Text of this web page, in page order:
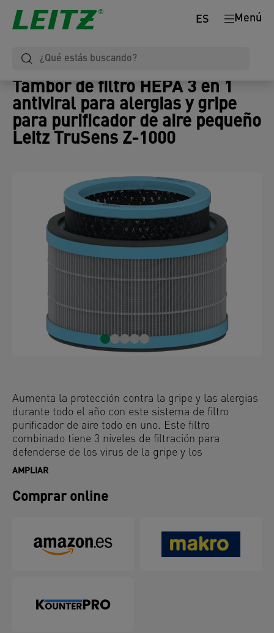
Menú
ES
Tambor de filtro HEPA 3 en 1
antiviral para alergias y gripe
para purificador de aire pequeño
Leitz TruSens Z-1000
Aumenta la protección contra la gripe y las alergias
durante todo el año con este sistema de filtro
purificador de aire todo en uno. Este filtro
combinado tiene 3 niveles de filtración para
defenderse de los virus de la gripe y los
contaminantes del aire; un prefiltro de malla
bolitas de carbón activado. El tambor filtrante es el
núcleo de la purificación del aire, ya que captura el
incluido el virus H1N1. Para que tu purificador de
aire siga rindiendo al máximo, se recomienda
sustituir el tambor del filtro HEPA cada 12 meses
1000.
AMPLIAR
Comprar online